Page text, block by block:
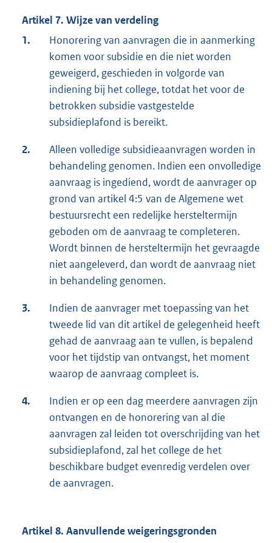
Artikel 7. Wijze van verdeling
1.
Honorering van aanvragen die in aanmerking
komen voor subsidie en die niet worden
geweigerd, geschieden in volgorde van
indiening bij het college, totdat het voor de
betrokken subsidie vastgestelde
subsidieplafond is bereikt.
2.
Alleen volledige subsidieaanvragen worden in
behandeling genomen. Indien een onvolledige
aanvraag is ingediend, wordt de aanvrager op
grond van artikel 4:5 van de Algemene wet
bestuursrecht een redelijke hersteltermijn
geboden om de aanvraag te completeren.
Wordt binnen de hersteltermijn het gevraagde
niet aangeleverd, dan wordt de aanvraag niet
in behandeling genomen.
3.
Indien de aanvrager met toepassing van het
tweede lid van dit artikel de gelegenheid heeft
gehad de aanvraag aan te vullen, is bepalend
voor het tijdstip van ontvangst, het moment
waarop de aanvraag compleet is.
4.
Indien er op een dag meerdere aanvragen zijn
ontvangen en de honorering van al die
aanvragen zal leiden tot overschrijding van het
subsidieplafond, zal het college de het
beschikbare budget evenredig verdelen over
de aanvragen.
Artikel 8. Aanvullende weigeringsgronden